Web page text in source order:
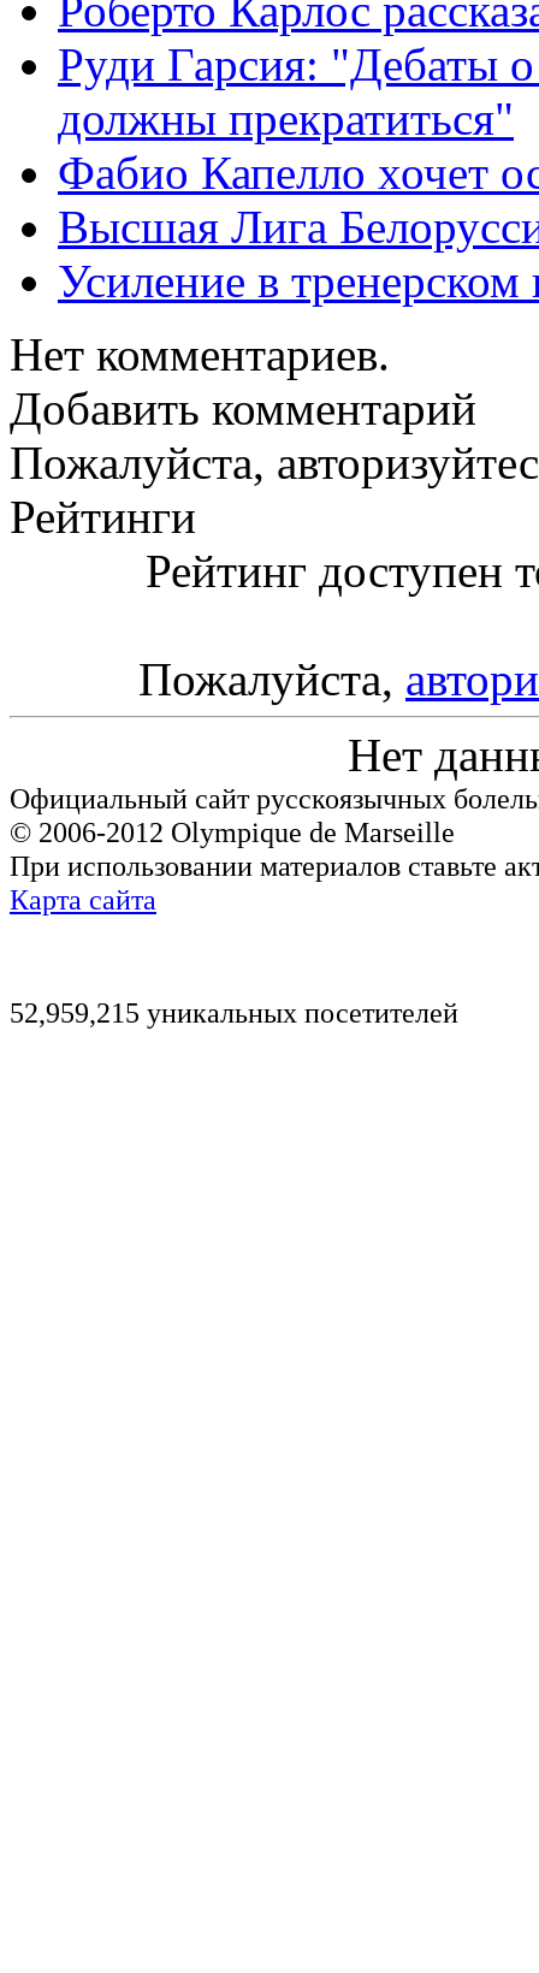
Роберто Карлос
Руди Гарсия: "Дебаты
должны прекратиться"
Фабио Капелло хочет
Высшая Лига
Усиление в
Нет комментариев.
Добавить комментарий
Пожалуйста,
Рейтинги
Рейтинг доступен
Пожалуйста,
Нет
Официальный сайт русскоязычных
© 2006-2012 Olympique de Marseille
При использовании материалов ставьте
Карта сайта
52,959,215 уникальных посетителей